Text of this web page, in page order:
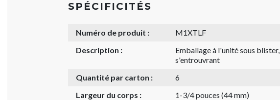
SPÉCIFICITÉS
Numéro de produit :
M1XTLF
Description :
Emballage à l'unité sous blister,
s'entrouvrant
Quantité par carton :
6
Largeur du corps :
1-3/4 pouces (44 mm)